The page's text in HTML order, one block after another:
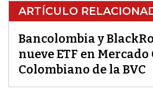
ARTÍCULO
Bancolombia y
nueve ETF en Mercado
Colombiano de la BVC